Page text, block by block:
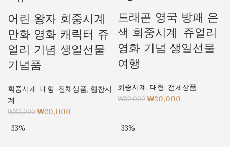
어린 왕자 회중시계_
만화 영화 캐릭터 쥬
얼리 기념 생일선물
기념품
회중시계, 대형, 전체상품, 협찬시
계
₩30,000 ₩20,000
드래곤 영국 방패 은
색 회중시계_쥬얼리
영화 기념 생일선물
여행
회중시계, 대형, 전체상품
₩30,000 ₩20,000
-33% -33%